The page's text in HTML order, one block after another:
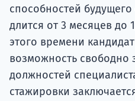
способностей
длится от 3 месяцев до
этого времени
возможность свободно
должностей
стажировки